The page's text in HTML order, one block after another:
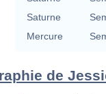
Saturne
Mercure
de